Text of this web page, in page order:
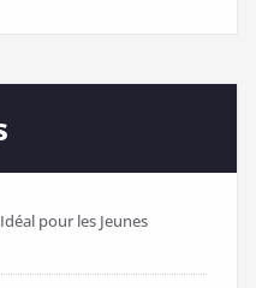
pour les Jeunes